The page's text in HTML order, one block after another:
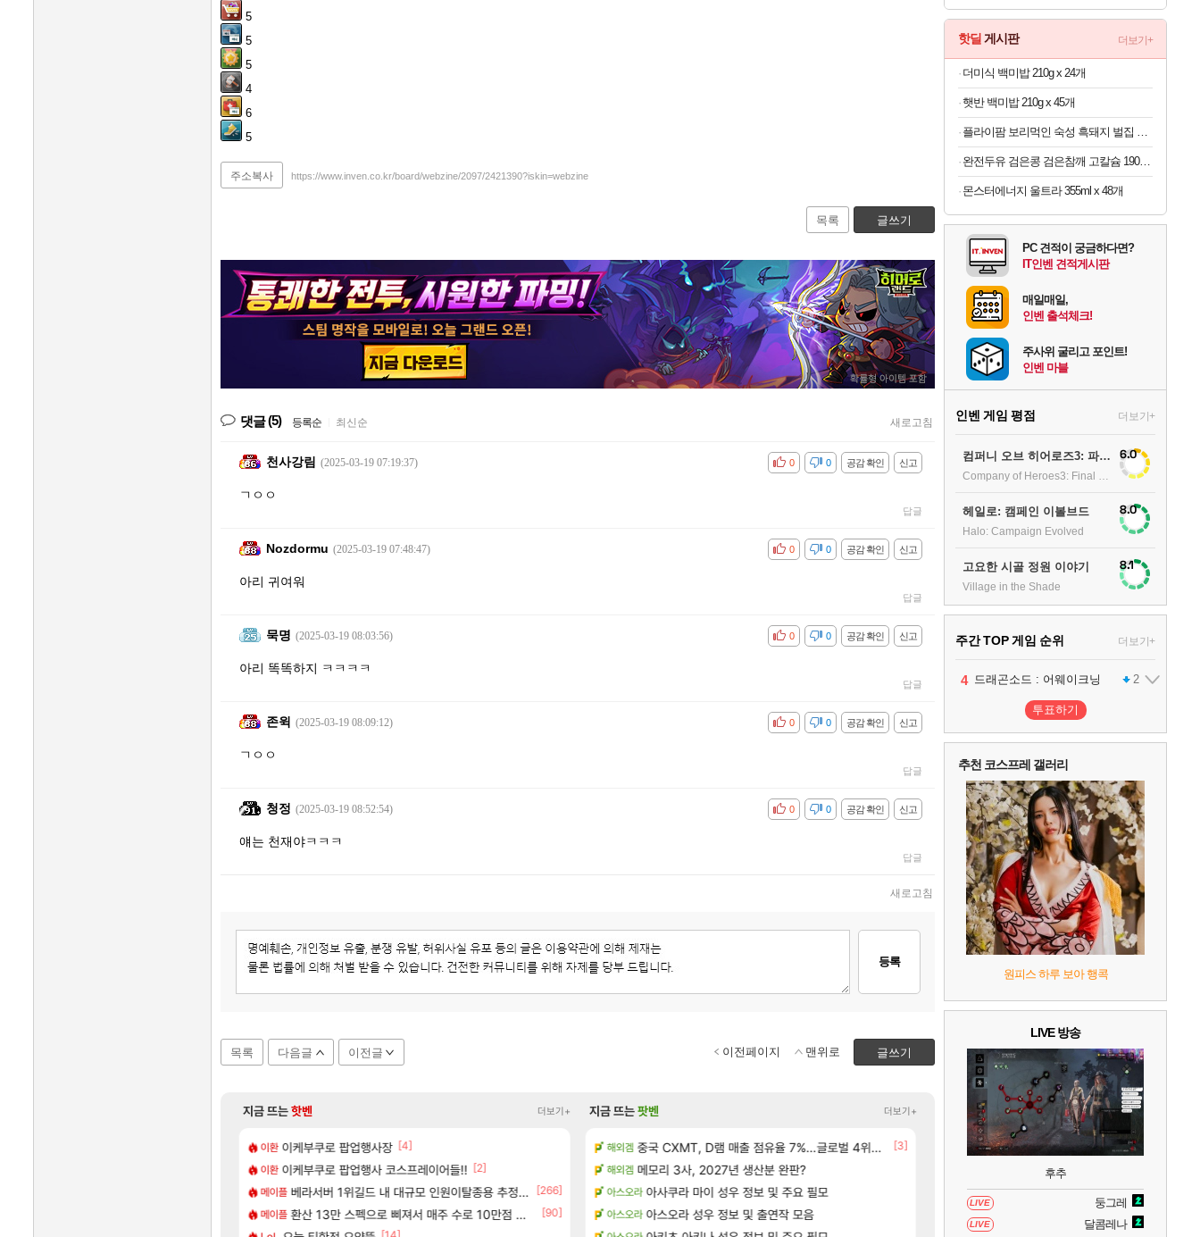
5
5
5
4
6
5
주소복사 https://www.inven.co.kr/board/webzine/2097/2421390?iskin=webzine
목록 글쓰기
댓글(5) 등록순 최신순 새로고침
천사강림 (2025-03-19 07:19:37) 신고
공감 확인
비공감 0
0
ㄱㅇㅇ
답글
Nozdormu (2025-03-19 07:48:47) 신고
공감 확인
비공감 0
0
아리 귀여워
답글
묵명 (2025-03-19 08:03:56) 신고
공감 확인
비공감 0
0
아리 똑똑하지 ㅋㅋㅋㅋ
답글
존윅 (2025-03-19 08:09:12) 신고
공감 확인
비공감 0
0
ㄱㅇㅇ
답글
청정 (2025-03-19 08:52:54) 신고
공감 확인
비공감 0
0
얘는 천재야ㅋㅋㅋ
답글
새로고침
등록
목록 다음글 이전글 글쓰기
이전페이지 맨위로
지금 뜨는핫벤 더보기+
이환 이케부쿠로 팝업행사장 [4]
이환 이케부쿠로 팝업행사 코스프레이어들!! [2]
메이플 베라서버 1위길드 내 대규모 인원이탈종용 추정사건
[266]
메이플 환산 13만 스펙으로 삐져서 매주 수로 10만점 치고있으면 ㅋㅋ
[90]
리니지M 오만9층 주긴주는군요? [17]
메이플 태극기 또 거꾸로 해놨네 미친것들 ㅋㅋㅋ
LoL t1 3세트 진 이유 [29]
리니지M 와 와 와 이게 나에게도? [23]
로아 애초에 홀딩저가가 짜치는게 이거임 ㅋㅋ
ㅇㅂ ) 재밌게 까네
와우 아이템매니아에 골드팔아 월 2천만원 넘게 버는 인간
아이온2 아이온2 글로벌서버 해외 유저 반응
지금 뜨는팟벤 더보기+
아스오라 카가미하라 하루 성우 정보 및 주요 필모
비스트 모든 요리/작물 책 획득 위치 공략 (36개) - 미식가 도전과제
섭컬겜 무한대 아난타 유출과 앞으로의 예상 (루머)
PV 라스트 에포크 시즌5 - 서리화신의 분노 티저
해외겜 중국 CXMT, D램 매출 점유율 7%…글로벌 4위로 부상
[3]
해외겜 메모리 3사, 2027년 생산분 완판?
아스오라 아사쿠라 마이 성우 정보 및 주요 필모
아스오라 아스오라 성우 정보 및 출연작 모음
여행 선녀바위해수욕장
8월 28일 넷플릭스에서 예고편 공개 예정
차벤 아반테 2.0 자연흡기? [1]
비스트 모든 엘리트 골렘 위치 공략 (30개) - 방랑
핫딜 게시판 더보기+
더미식 백미밥 210g x 24개
햇반 백미밥 210g x 45개
플라이팜 보리먹인 숙성 흑돼지 벌집 두툼 삼겹살 HACCP 2kg
완전두유 검은콩 검은참깨 고칼슘 190ml x 60개
몬스터에너지 울트라 355ml x 48개
PC 견적이 궁금하다면?
IT인벤 견적게시판
매일매일,
인벤 출석체크!
주사위 굴리고 포인트!
인벤 마블
인벤 게임 평점 더보기+
컴퍼니 오브 히어로즈3: 파이널 스탠드 6.0
헤일로: 캠페인 이볼브드
Halo: Campaign Evolved
8.0
고요한 시골 정원 이야기
Village in the Shade
8.1
주간 TOP 게임 순위 더보기+
1 팰월드
2 1
3 프로야구스피리츠2026 2
4 드래곤소드 : 어웨이크닝 2
5 블라인드 삼국 1
6 그랑블루 판타지 리링크 - 엔드리스 라그나로크 1
7 리듬 천국 미라클 스타즈 2
8 헤일로: 캠페인 이볼브드 2
9 캡틴 츠바사 2 월드 파이터즈
10 레고 배트맨: 레거시 오브 더 다크 나이트
투표하기
추천 코스프레 갤러리
원피스 하루 보아 행콕
LIVE 방송
후추
LIVE 둥그레
LIVE 달콤레나